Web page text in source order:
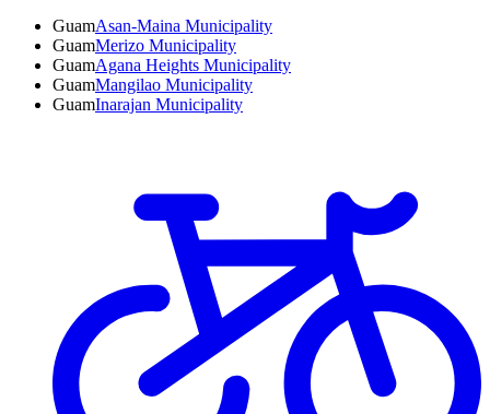
GuamAsan-Maina Municipality
GuamMerizo Municipality
GuamAgana Heights Municipality
GuamMangilao Municipality
GuamInarajan Municipality